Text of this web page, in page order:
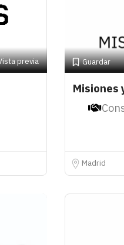
previa Guardar
Misiones
Madrid